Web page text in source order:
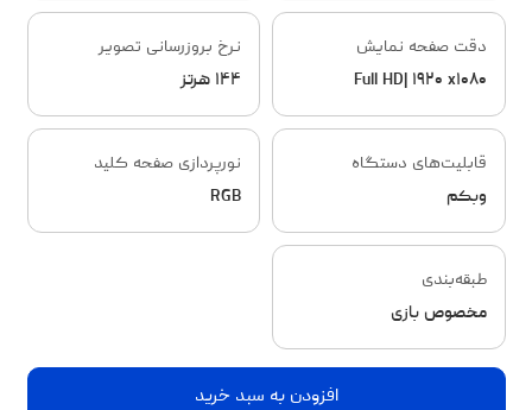
دقت صفحه نمایش
Full HD| ۱۹۲۰ x۱۰۸۰
نرخ بروزرسانی تصویر
۱۴۴ هرتز
قابلیت‌های دستگاه
وبکم
نورپردازی صفحه کلید
RGB
طبقه‌بندی
مخصوص بازی
افزودن به سبد خرید